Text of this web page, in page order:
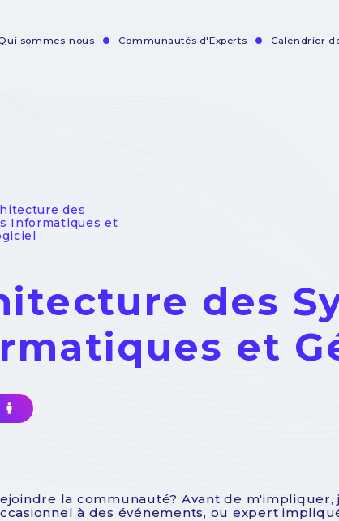
sommes-nous Communautés d'Experts Calendrier
des
Informatiques et
des
et
la communauté? Avant de
à des événements, ou expert